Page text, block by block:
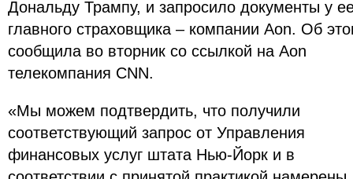
Дональду Трампу, и запросило документы у
главного страховщика – компании Aon. Об
сообщила во вторник со ссылкой на Aon
телекомпания CNN.
«Мы можем подтвердить, что получили
соответствующий запрос от Управления
финансовых услуг штата Нью-Йорк и в